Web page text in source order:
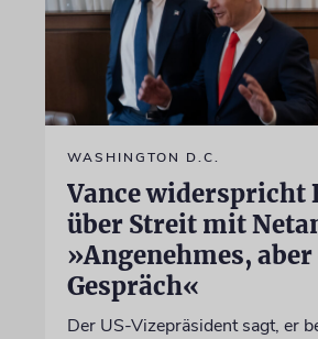
WASHINGTON D.C.
Vance widerspricht
über Streit mit
»Angenehmes,
Gespräch«
Der US-Vizepräsident sagt, er